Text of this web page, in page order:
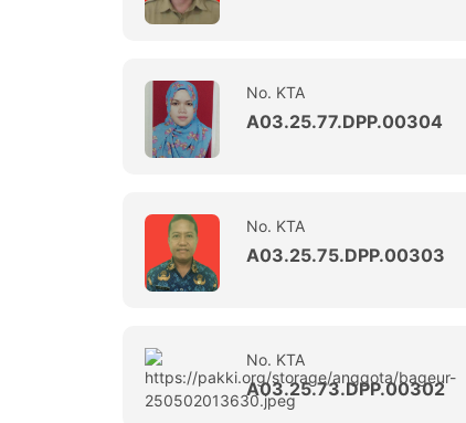
No. KTA
A03.25.77.DPP.00304
No. KTA
A03.25.75.DPP.00303
No. KTA
A03.25.73.DPP.00302